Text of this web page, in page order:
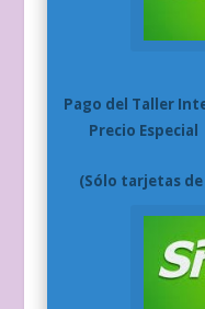
Pago del Taller
Precio
(Sólo tarjetas